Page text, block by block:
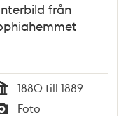
från
1880 till 1889
Foto